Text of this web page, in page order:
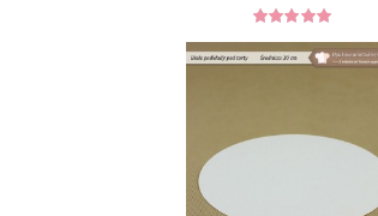
5z 5